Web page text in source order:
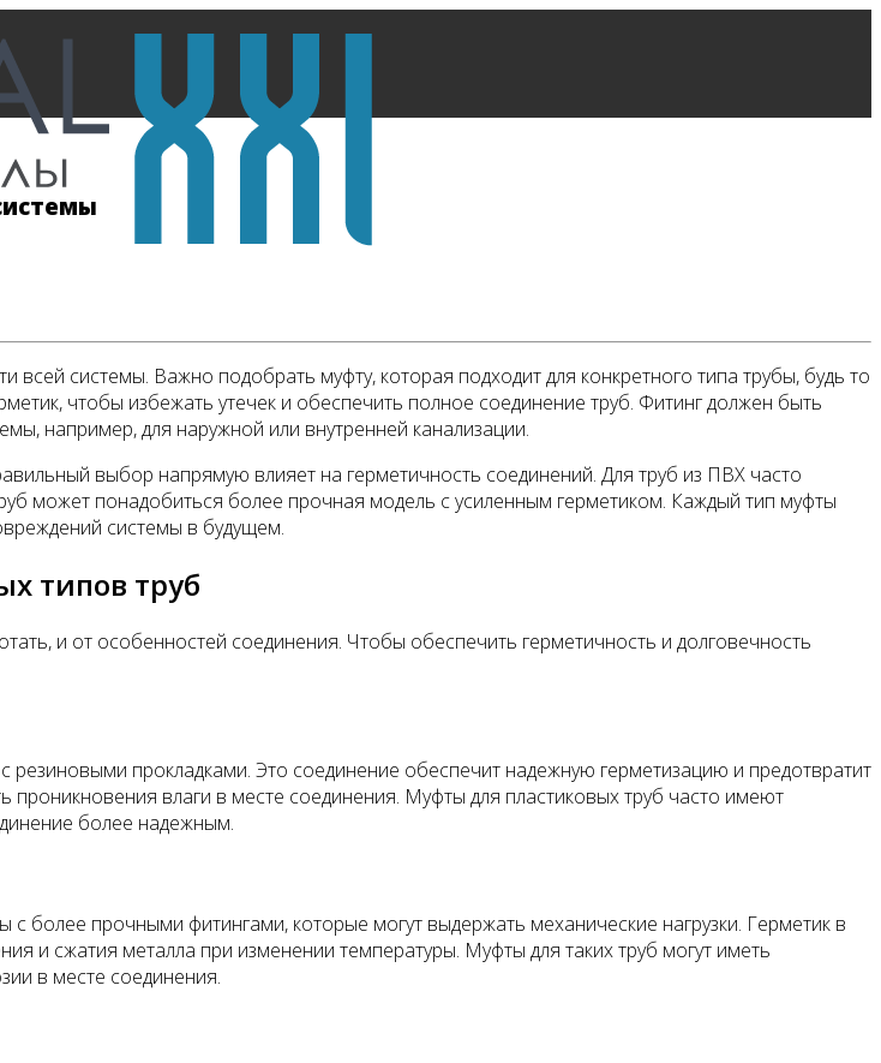
системы. Важно подобрать муфту, которая подходит для конкретного типа трубы, будь то
чтобы избежать утечек и обеспечить полное соединение труб. Фитинг должен быть
например, для наружной или внутренней канализации.
выбор напрямую влияет на герметичность соединений. Для труб из ПВХ часто
может понадобиться более прочная модель с усиленным герметиком. Каждый тип муфты
системы в будущем.
типов труб
и от особенностей соединения. Чтобы обеспечить герметичность и долговечность
прокладками. Это соединение обеспечит надежную герметизацию и предотвратит
влаги в месте соединения. Муфты для пластиковых труб часто имеют
более надежным.
с более прочными фитингами, которые могут выдержать механические нагрузки. Герметик в
и сжатия металла при изменении температуры. Муфты для таких труб могут иметь
в месте соединения.